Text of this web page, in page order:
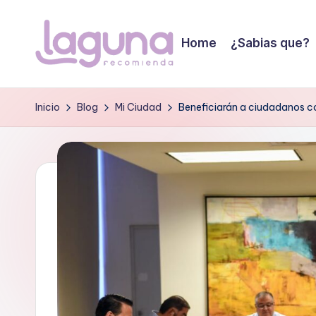
L
a
u
guia
confianza!
Home ¿Sabias que?
Inicio Blog Mi Ciudad Beneficiarán a ciudadanos